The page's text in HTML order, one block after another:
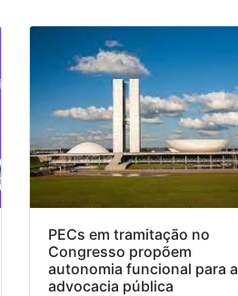
PECs em tramitação no
Congresso propõem
autonomia funcional para a
advocacia pública